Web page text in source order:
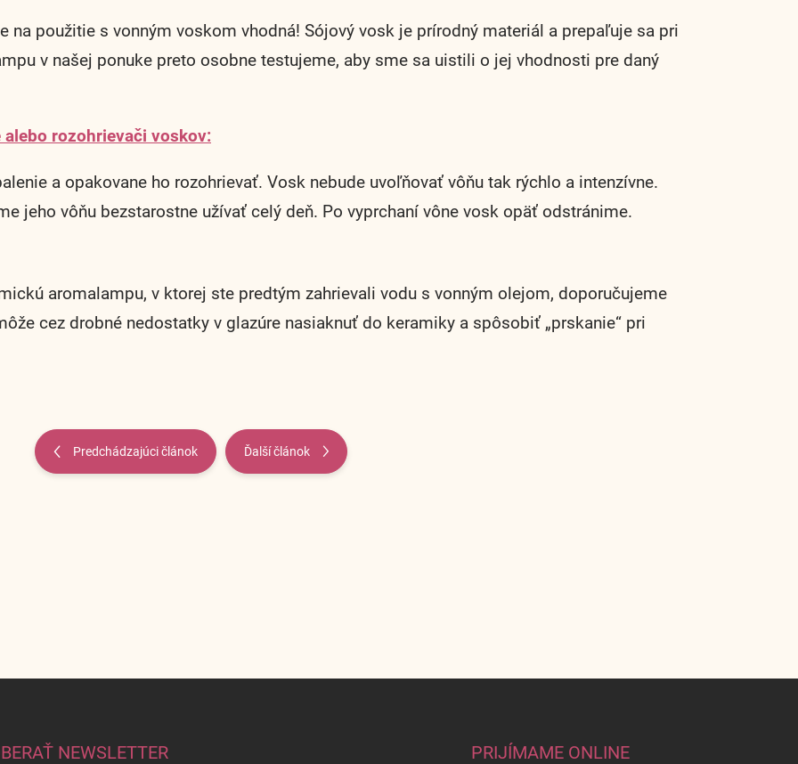
na použitie s vonným voskom vhodná! Sójový vosk je prírodný materiál a prepaľuje sa pri
v našej ponuke preto osobne testujeme, aby sme sa uistili o jej vhodnosti pre daný
rozohrievači voskov:
a opakovane ho rozohrievať. Vosk nebude uvoľňovať vôňu tak rýchlo a intenzívne.
jeho vôňu bezstarostne užívať celý deň. Po vyprchaní vône vosk opäť odstránime.
aromalampu, v ktorej ste predtým zahrievali vodu s vonným olejom, doporučujeme
cez drobné nedostatky v glazúre nasiaknuť do keramiky a spôsobiť „prskanie“ pri
Predchádzajúci článok Ďalší článok
NEWSLETTER
PRIJÍMAME ONLINE